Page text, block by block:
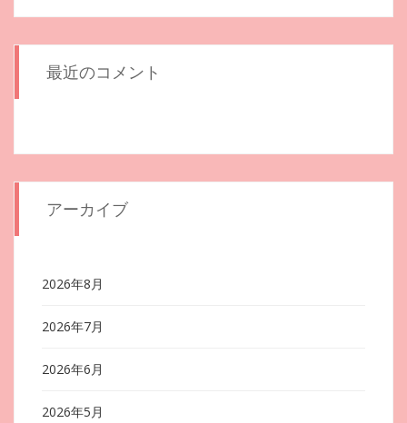
最近のコメント
アーカイブ
2026年8月
2026年7月
2026年6月
2026年5月